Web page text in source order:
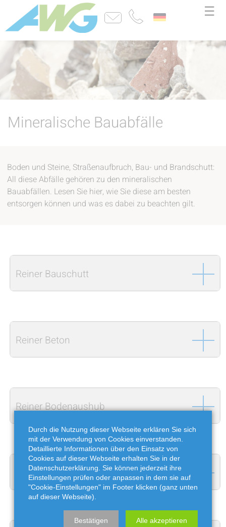
☰
Mineralische Bauabfälle
Boden und Steine, Straßenaufbruch, Bau- und Brandschutt:
All diese Abfälle gehören zu den mineralischen
Bauabfällen. Lesen Sie hier, wie Sie diese am besten
entsorgen können und was es dabei zu beachten gilt.
Reiner Bauschutt
Reiner Beton
Reiner Bodenaushub
Kalksandstein
Durch die Nutzung dieser Webseite erklären Sie sich
mit der Verwendung von Cookies einverstanden.
Detaillierte Informationen über den Einsatz von
Cookies auf dieser Webseite erhalten Sie in der
Datenschutzerklärung. Sie können jederzeit ihre
Einstellungen prüfen oder anpassen in dem sie auf
"Cookie-Einstellungen" im Footer klicken (ganz unten
auf dieser Webseite).
Bestätigen Alle akzeptieren